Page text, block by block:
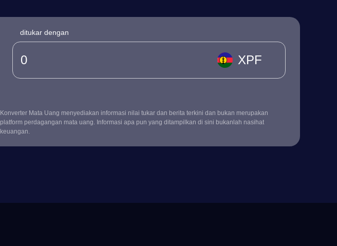
ditukar dengan
XPF
Konverter Mata Uang menyediakan informasi nilai tukar dan berita terkini dan bukan merupakan
platform perdagangan mata uang. Informasi apa pun yang ditampilkan di sini bukanlah nasihat
keuangan.